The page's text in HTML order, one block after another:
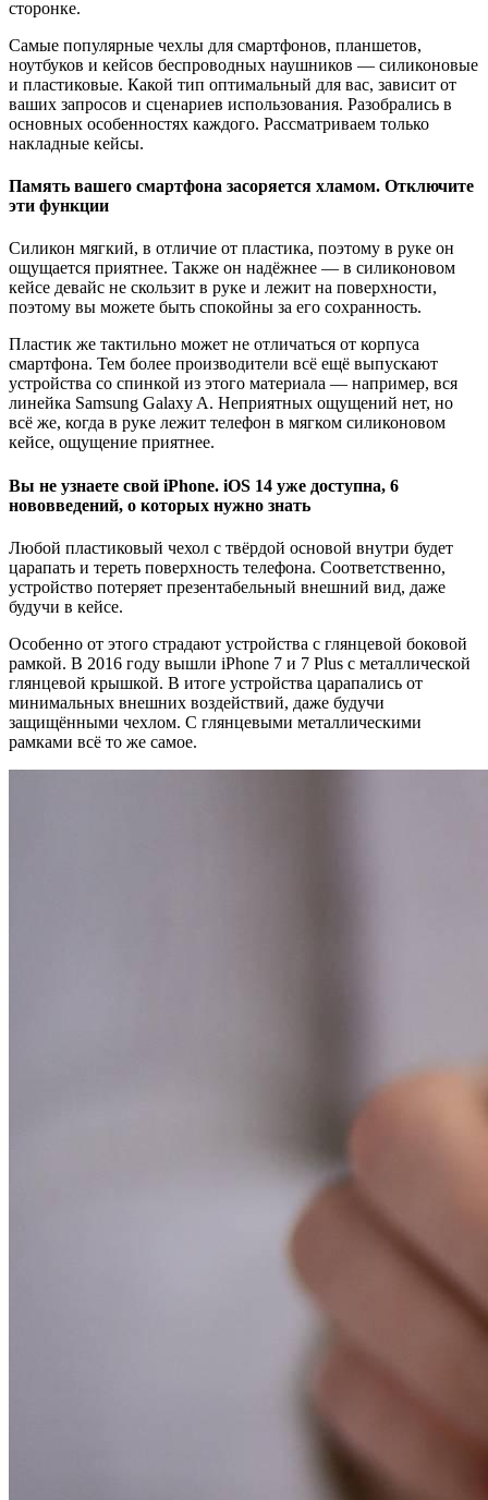
сторонке.
Самые популярные чехлы для смартфонов, планшетов,
ноутбуков и кейсов беспроводных наушников — силиконовые
и пластиковые. Какой тип оптимальный для вас, зависит от
ваших запросов и сценариев использования. Разобрались в
основных особенностях каждого. Рассматриваем только
накладные кейсы.
Память вашего смартфона засоряется хламом. Отключите
эти функции
Силикон мягкий, в отличие от пластика, поэтому в руке он
ощущается приятнее. Также он надёжнее — в силиконовом
кейсе девайс не скользит в руке и лежит на поверхности,
поэтому вы можете быть спокойны за его сохранность.
Пластик же тактильно может не отличаться от корпуса
смартфона. Тем более производители всё ещё выпускают
устройства со спинкой из этого материала — например, вся
линейка Samsung Galaxy A. Неприятных ощущений нет, но
всё же, когда в руке лежит телефон в мягком силиконовом
кейсе, ощущение приятнее.
Вы не узнаете свой iPhone. iOS 14 уже доступна, 6
нововведений, о которых нужно знать
Любой пластиковый чехол с твёрдой основой внутри будет
царапать и тереть поверхность телефона. Соответственно,
устройство потеряет презентабельный внешний вид, даже
будучи в кейсе.
Особенно от этого страдают устройства с глянцевой боковой
рамкой. В 2016 году вышли iPhone 7 и 7 Plus с металлической
глянцевой крышкой. В итоге устройства царапались от
минимальных внешних воздействий, даже будучи
защищёнными чехлом. С глянцевыми металлическими
рамками всё то же самое.